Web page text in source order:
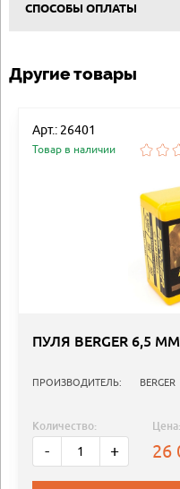
СПОСОБЫ ОПЛАТЫ
Другие товары
Арт.: 26401
Товар в наличии
ПУЛЯ BERGER 6,5
ПРОИЗВОДИТЕЛЬ: BERGER
Количество:
- +
Цена:
26